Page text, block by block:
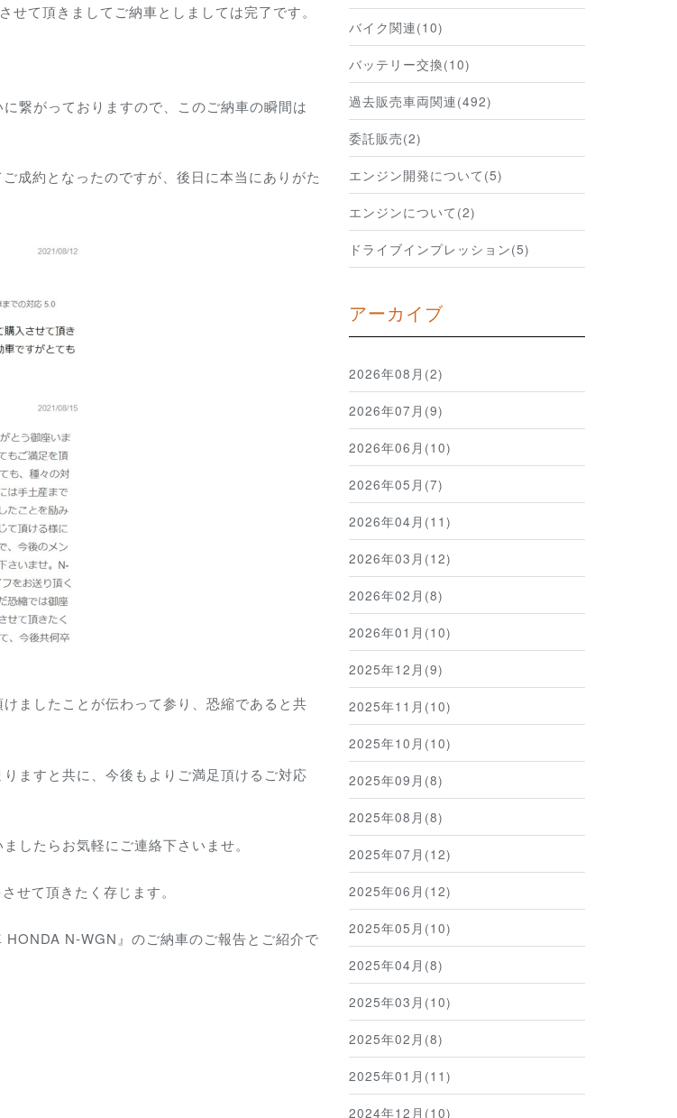
て頂きましてご納車としましては完了です。
繋がっておりますので、このご納車の瞬間は
成約となったのですが、後日に本当にありがた
ましたことが伝わって参り、恐縮であると共
ますと共に、今後もよりご満足頂けるご対応
したらお気軽にご連絡下さいませ。
せて頂きたく存じます。
N-WGN』のご納車のご報告とご紹介で
バイク関連(10)
バッテリー交換(10)
過去販売車両関連(492)
委託販売(2)
エンジン開発について(5)
エンジンについて(2)
ドライブインプレッション(5)
アーカイブ
2026年08月(2)
2026年07月(9)
2026年06月(10)
2026年05月(7)
2026年04月(11)
2026年03月(12)
2026年02月(8)
2026年01月(10)
2025年12月(9)
2025年11月(10)
2025年10月(10)
2025年09月(8)
2025年08月(8)
2025年07月(12)
2025年06月(12)
2025年05月(10)
2025年04月(8)
2025年03月(10)
2025年02月(8)
2025年01月(11)
2024年12月(10)